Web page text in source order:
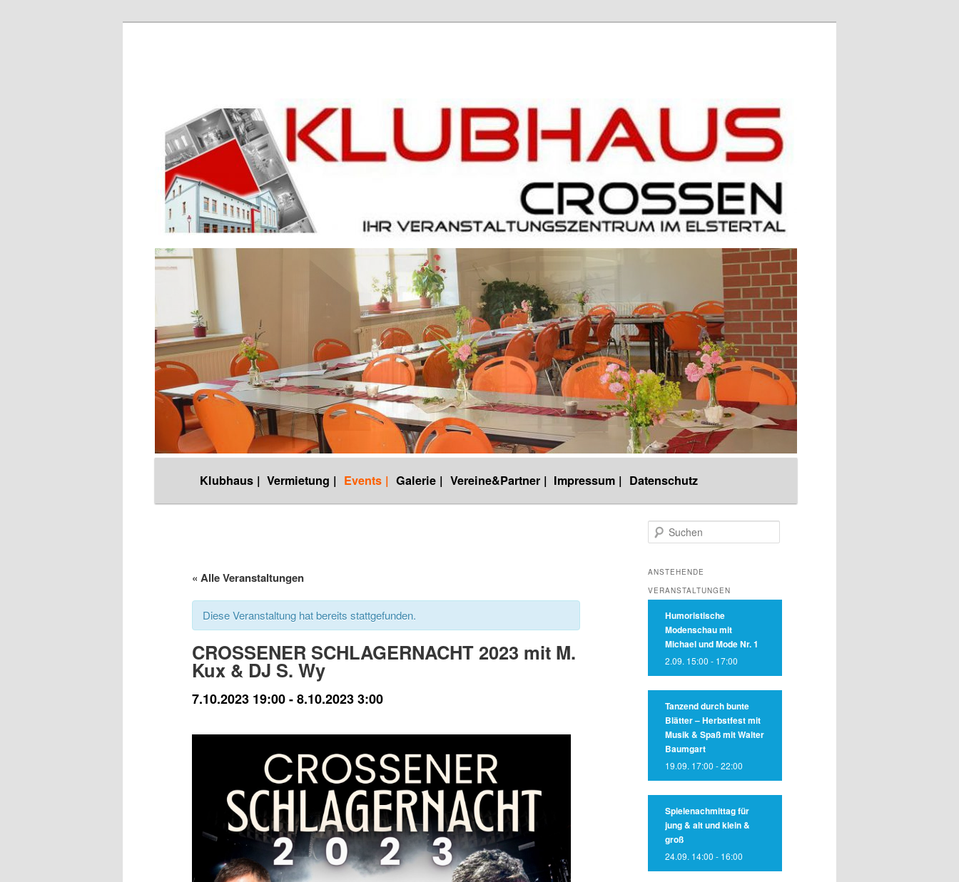
Zum
wechseln
Klubhaus | Vermietung | Events | Galerie | Vereine&Partner | Impressum | Datenschutz
« Alle Veranstaltungen
Diese Veranstaltung hat bereits stattgefunden.
CROSSENER SCHLAGERNACHT 2023 mit M.
Kux & DJ S. Wy
7.10.2023 19:00-8.10.2023 3:00
u
h
n
ANSTEHENDE
VERANSTALTUNGEN
Humoristische
Modenschau mit
Michael und Mode Nr. 1
2.09. 15:00 - 17:00
Tanzend durch bunte
Blätter – Herbstfest mit
Musik & Spaß mit Walter
Baumgart
19.09. 17:00 -22:00
Spielenachmittag für
jung & alt und klein &
groß
24.09. 14:00 - 16:00